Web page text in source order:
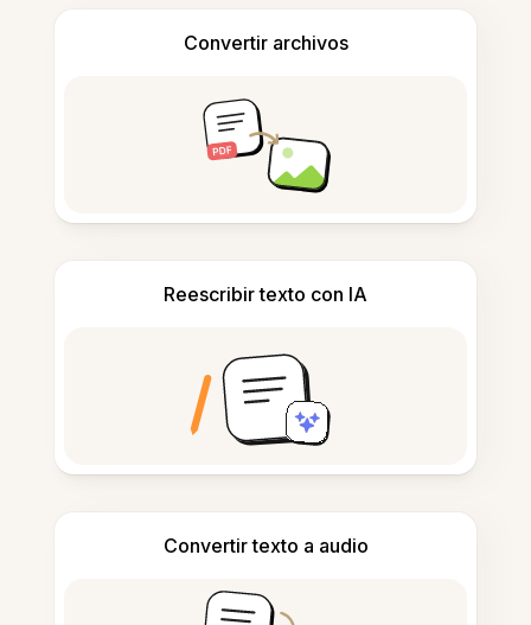
Convertir archivos
Reescribir texto con IA
Convertir texto a audio